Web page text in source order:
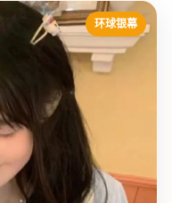
环球银幕